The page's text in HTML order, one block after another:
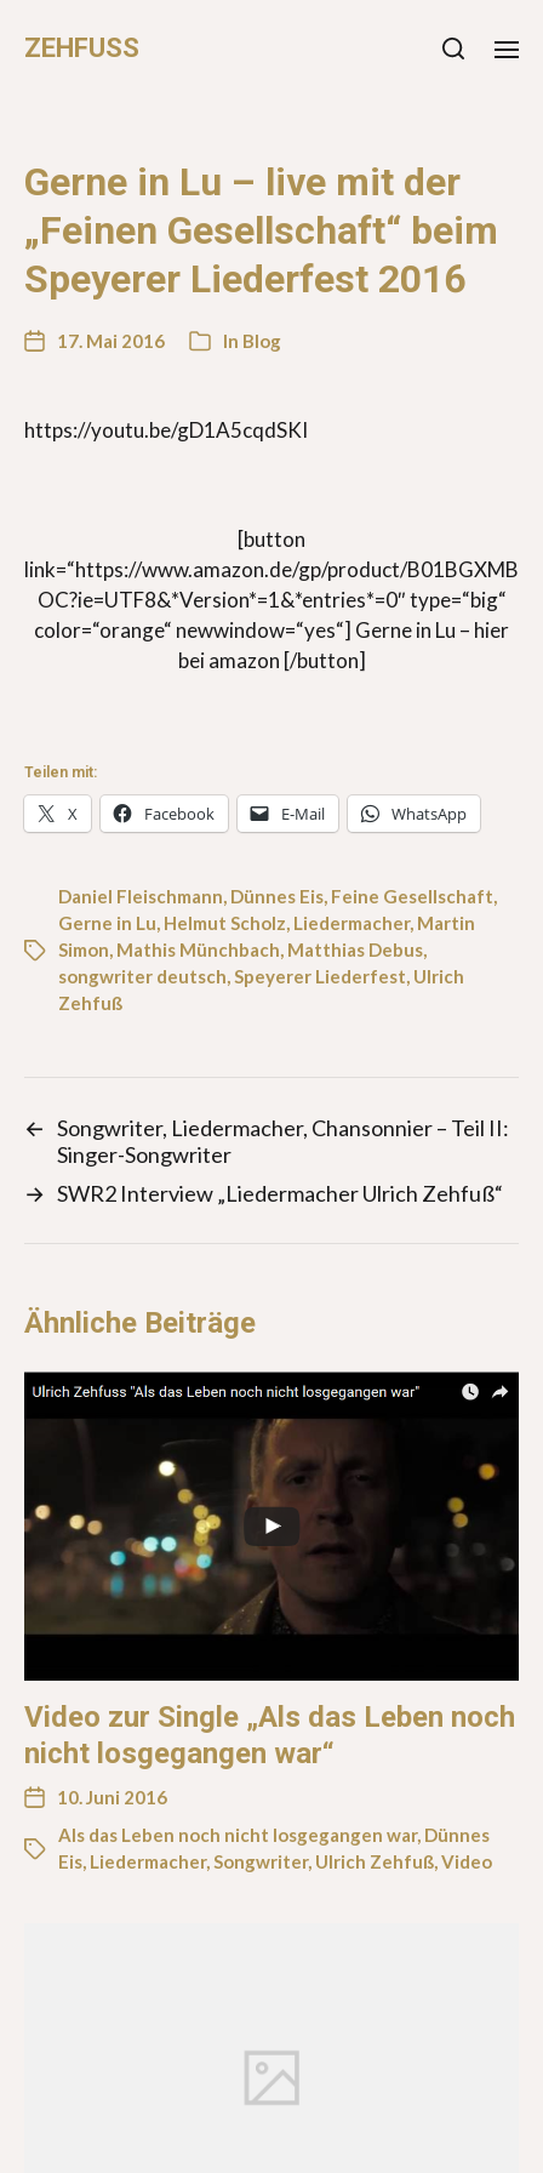
ZEHFUSS
Gerne in Lu – live mit der
„Feinen Gesellschaft“ beim
Speyerer Liederfest 2016
17. Mai 2016 In Blog
https://youtu.be/gD1A5cqdSKI
[button
link=“https://www.amazon.de/gp/product/B01BGXMB
OC?ie=UTF8&*Version*=1&*entries*=0″ type=“big“
color=“orange“ newwindow=“yes“] Gerne in Lu – hier
bei amazon [/button]
Teilen mit:
X Facebook E-Mail WhatsApp
Daniel Fleischmann, Dünnes Eis, Feine Gesellschaft,
Gerne in Lu, Helmut Scholz, Liedermacher, Martin
Simon, Mathis Münchbach, Matthias Debus,
songwriter deutsch,Speyerer Liederfest, Ulrich
Zehfuß
← Songwriter, Liedermacher, Chansonnier – Teil II:
Singer-Songwriter
→ SWR2 Interview „Liedermacher Ulrich Zehfuß“
Ähnliche Beiträge
Video zur Single „Als das Leben noch
nicht losgegangen war“
10. Juni 2016
Als das Leben noch nicht losgegangen war, Dünnes
Eis, Liedermacher,Songwriter, Ulrich Zehfuß,Video